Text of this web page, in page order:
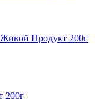
Живой Продукт 200г